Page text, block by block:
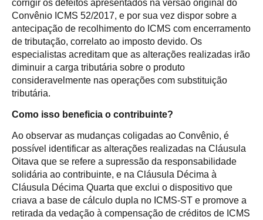
corrigir os defeitos apresentados na versão original do
Convênio ICMS 52/2017, e por sua vez dispor sobre a
antecipação de recolhimento do ICMS com encerramento
de tributação, correlato ao imposto devido. Os
especialistas acreditam que as alterações realizadas irão
diminuir a carga tributária sobre o produto
consideravelmente nas operações com substituição
tributária.
Como isso beneficia o contribuinte?
Ao observar as mudanças coligadas ao Convênio, é
possível identificar as alterações realizadas na Cláusula
Oitava que se refere a supressão da responsabilidade
solidária ao contribuinte, e na Cláusula Décima à
Cláusula Décima Quarta que exclui o dispositivo que
criava a base de cálculo dupla no ICMS-ST e promove a
retirada da vedação à compensação de créditos de ICMS